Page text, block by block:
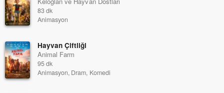
83 dk
Animasyon
Hayvan Çiftliği
Animal Farm
95 dk
Animasyon, Dram, Komedi